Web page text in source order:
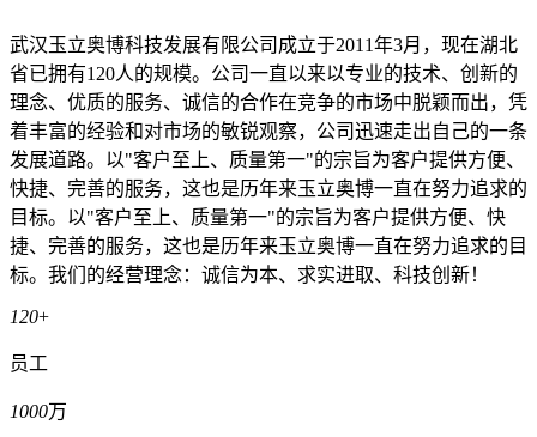
武汉玉立奥博科技发展有限公司成立于2011年3月，现在湖北
省已拥有120人的规模。公司一直以来以专业的技术、创新的
理念、优质的服务、诚信的合作在竞争的市场中脱颖而出，凭
着丰富的经验和对市场的敏锐观察，公司迅速走出自己的一条
发展道路。以"客户至上、质量第一"的宗旨为客户提供方便、
快捷、完善的服务，这也是历年来玉立奥博一直在努力追求的
目标。以"客户至上、质量第一"的宗旨为客户提供方便、快
捷、完善的服务，这也是历年来玉立奥博一直在努力追求的目
标。我们的经营理念：诚信为本、求实进取、科技创新！
120+
员工
1000万